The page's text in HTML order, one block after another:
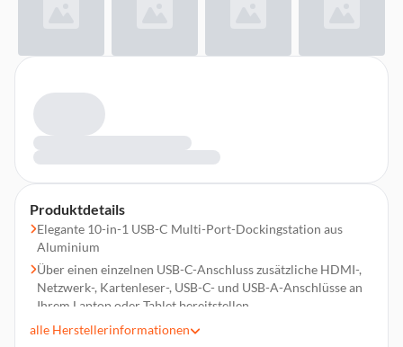
Produktdetails
Elegante 10-in-1 USB-C Multi-Port-Dockingstation aus
Aluminium
Über einen einzelnen USB-C-Anschluss zusätzliche HDMI-,
Netzwerk-, Kartenleser-, USB-C- und USB-A-Anschlüsse an
Ihrem Laptop oder Tablet bereitstellen
HDMI-Anschluss mit Ultra HD 4K-Ausgang zum
alle Herstellerinformationen